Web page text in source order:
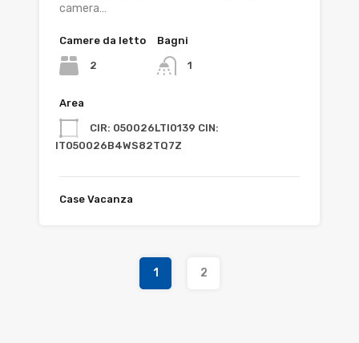
camera…
Camere da letto
2
Bagni
1
Area
CIR: 050026LTI0139 CIN:
IT050026B4WS82TQ7Z
Case Vacanza
1 2